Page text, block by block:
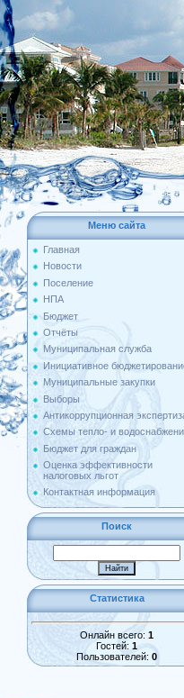
Меню сайта
Главная
Новости
Поселение
НПА
Бюджет
Отчёты
Муниципальная служба
Инициативное
Муниципальные закупки
Выборы
Антикоррупционная
Схемы тепло- и
Бюджет для граждан
Оценка эффективности
налоговых льгот
Контактная информация
Поиск
Статистика
Онлайн всего: 1
Гостей: 1
Пользователей: 0